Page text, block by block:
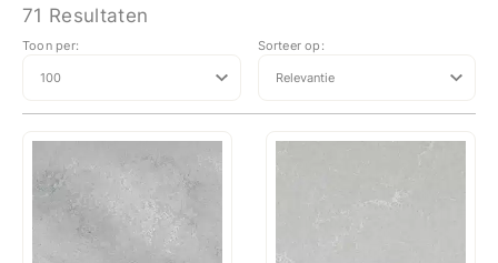
71 Resultaten
Toon per: Sorteer op: